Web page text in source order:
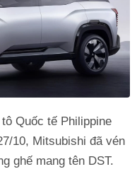
Quốc tế Philippine
10, Mitsubishi đã vén
ghế mang tên DST.